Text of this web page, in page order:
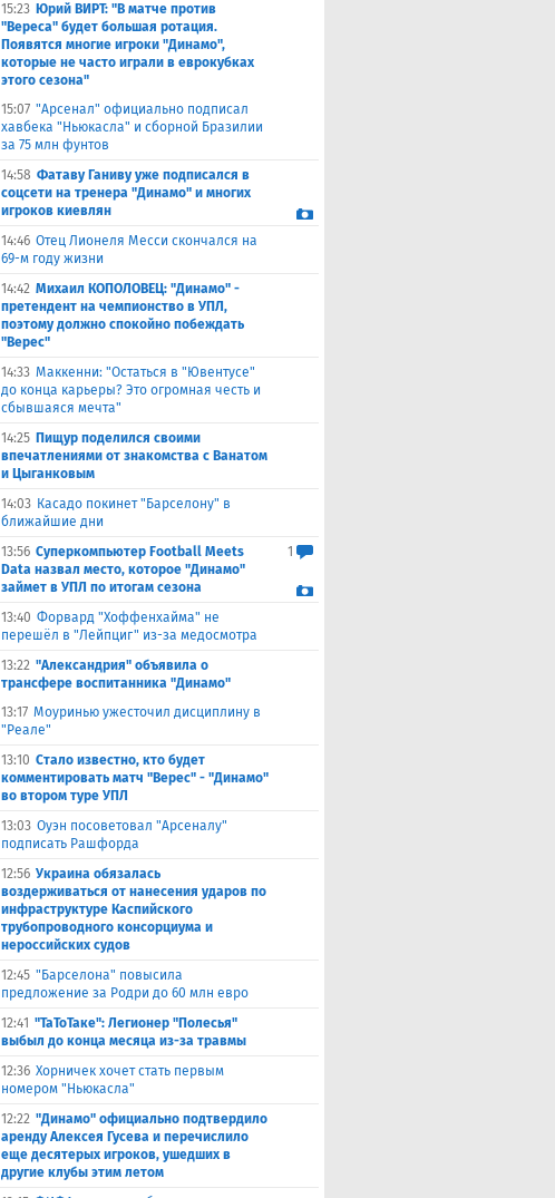
15:23 Юрий ВИРТ: "В матче против
"Вереса" будет большая ротация.
Появятся многие игроки "Динамо",
которые не часто играли в еврокубках
этого сезона"
15:07 "Арсенал" официально подписал
хавбека "Ньюкасла" и сборной Бразилии
за 75 млн фунтов
14:58 Фатаву Ганиву уже подписался в
соцсети на тренера "Динамо" и многих
игроков киевлян
14:46 Отец Лионеля Месси скончался на
69-м году жизни
14:42 Михаил КОПОЛОВЕЦ: "Динамо" -
претендент на чемпионство в УПЛ,
поэтому должно спокойно побеждать
"Верес"
14:33 Маккенни: "Остаться в "Ювентусе"
до конца карьеры? Это огромная честь и
сбывшаяся мечта"
14:25 Пищур поделился своими
впечатлениями от знакомства с Ванатом
и Цыганковым
14:03 Касадо покинет "Барселону" в
ближайшие дни
13:56 Суперкомпьютер Football Meets
Data назвал место, которое "Динамо"
займет в УПЛ по итогам сезона
1
13:40 Форвард "Хоффенхайма" не
перешёл в "Лейпциг" из-за медосмотра
13:22 "Александрия" объявила о
трансфере воспитанника "Динамо"
13:17 Моуринью ужесточил дисциплину в
"Реале"
13:10 Стало известно, кто будет
комментировать матч "Верес" - "Динамо"
во втором туре УПЛ
13:03 Оуэн посоветовал "Арсеналу"
подписать Рашфорда
12:56 Украина обязалась
воздерживаться от нанесения ударов по
инфраструктуре Каспийского
трубопроводного консорциума и
нероссийских судов
12:45 "Барселона" повысила
предложение за Родри до 60 млн евро
12:41 "ТаТоТаке": Легионер "Полесья"
выбыл до конца месяца из-за травмы
12:36 Хорничек хочет стать первым
номером "Ньюкасла"
12:22 "Динамо" официально подтвердило
аренду Алексея Гусева и перечислило
еще десятерых игроков, ушедших в
другие клубы этим летом